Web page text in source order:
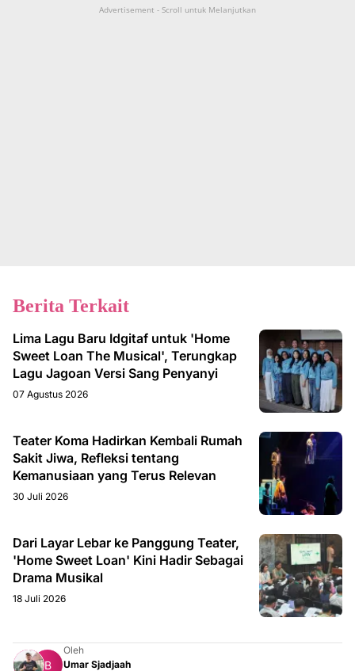
Advertisement - Scroll untuk Melanjutkan
Berita Terkait
Lima Lagu Baru Idgitaf untuk 'Home
Sweet Loan The Musical', Terungkap
Lagu Jagoan Versi Sang Penyanyi
07 Agustus 2026
Teater Koma Hadirkan Kembali Rumah
Sakit Jiwa, Refleksi tentang
Kemanusiaan yang Terus Relevan
30 Juli 2026
Dari Layar Lebar ke Panggung Teater,
'Home Sweet Loan' Kini Hadir Sebagai
Drama Musikal
18 Juli 2026
Oleh
Umar Sjadjaah